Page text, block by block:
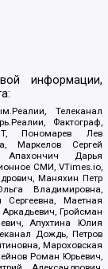
информации,
Телеканал
Фактограф,
Пономарев Лев
Маркелов Сергей
Апахончич Дарья
СМИ, VTimes.io,
Маняхин Петр
Владимировна,
Маетная
Гройсман
Апухтина Юлия
Дождь, Петров
Мароховская
Роман Юрьевич,